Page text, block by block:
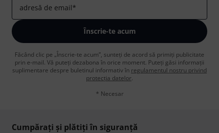
adresă de email*
Înscrie-te acum
Făcând clic pe „Înscrie-te acum”, sunteți de acord să primiți publicitate
prin e-mail. Vă puteți dezabona în orice moment. Puteți găsi informații
suplimentare despre buletinul informativ în regulamentul nostru privind
protecția datelor.
* Necesar
Cumpărați și plătiți în siguranță